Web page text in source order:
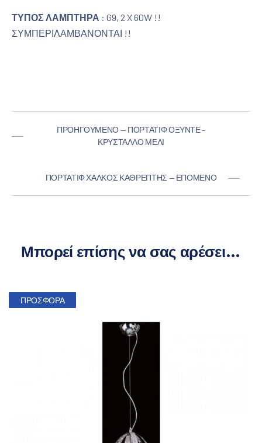
ΤΥΠΟΣ ΛΑΜΠΤΗΡΑ : G9, 2 X 60W !!
ΣΥΜΠΕΡΙΛΑΜΒΑΝΟΝΤΑΙ !!
ΠΡΟΗΓΟΎΜΕΝΟ — ΠΟΡΤΑΤΊΦ ΟΞΥΝΤΈ –
ΚΡΎΣΤΑΛΛΟ ΜΕΛΊ
ΠΟΡΤΑΤΊΦ ΧΑΛΚΌΣ ΚΑΘΡΈΠΤΗΣ — ΕΠΌΜΕΝΟ
Μπορεί επίσης να σας αρέσει…
ΠΡΟΣΦΟΡΆ